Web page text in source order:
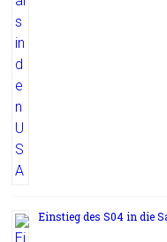
Einstieg des S04 in die